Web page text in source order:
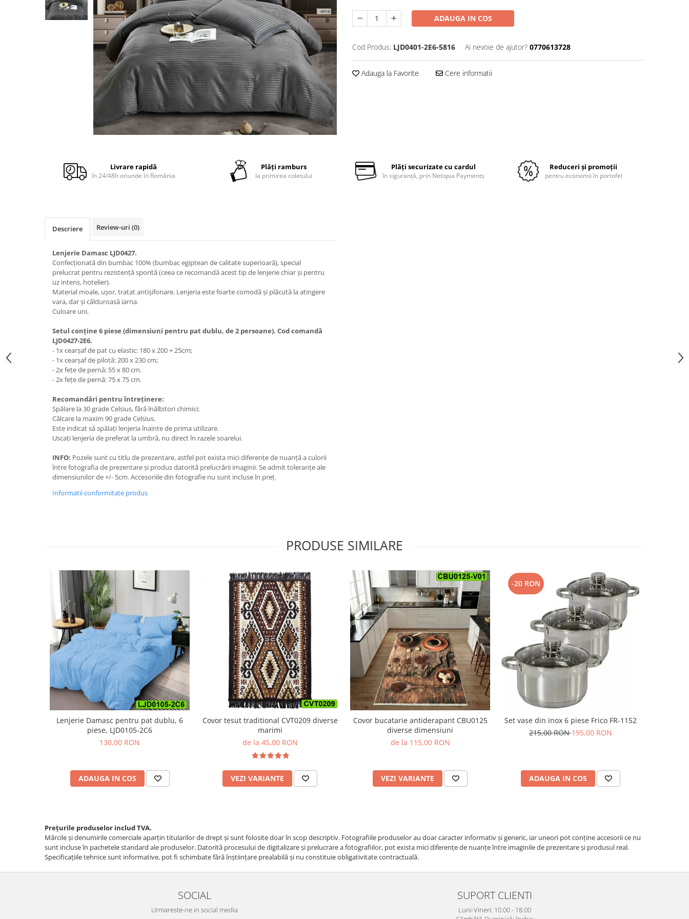
Cuverturi bumbac
Huse de protectie pat finet
ADAUGA IN COS
Cod Produs: LJD0401-2E6-5816 Ai nevoie de ajutor? 0770613728
Adauga la Favorite Cere informatii
Livrare rapidă
în 24/48h oriunde în România
Plăți ramburs
la primirea coletului
Plăți securizate cu cardul
în siguranță, prin Netopia Payments
Reduceri și promoții
pentru economii în portofel
Descriere Review-uri (0)
Lenjerie Damasc LJD0427.
Confecționată din bumbac 100% (bumbac egiptean de calitate superioară), special
prelucrat pentru rezistență sporită (ceea ce recomandă acest tip de lenjerie chiar și pentru
uz intens, hotelier).
Material moale, ușor, tratat antișifonare. Lenjeria este foarte comodă și plăcută la atingere
vara, dar și călduroasă iarna.
Culoare uni.
Setul conține 6 piese (dimensiuni pentru pat dublu, de 2 persoane). Cod comandă
LJD0427-2E6.
- 1x cearșaf de pat cu elastic: 180 x 200 + 25cm;
- 1x cearșaf de pilotă: 200 x 230 cm;
- 2x fețe de pernă: 55 x 80 cm.
- 2x fețe de pernă: 75 x 75 cm.
Recomandări pentru întreținere:
Spălare la 30 grade Celsius, fără înălbitori chimici;
Călcare la maxim 90 grade Celsius.
Este indicat să spălați lenjeria înainte de prima utilizare.
Uscați lenjeria de preferat la umbră, nu direct în razele soarelui.
INFO: Pozele sunt cu titlu de prezentare, astfel pot exista mici diferențe de nuanță a culorii
între fotografia de prezentare și produs datorită prelucrării imaginii. Se admit toleranțe ale
dimensiunilor de +/- 5cm. Accesoriile din fotografie nu sunt incluse în preț.
Informatii conformitate produs
PRODUSE SIMILARE
Lenjerie Damasc pentru pat dublu, 6
piese, LJD0105-2C6
130,00 RON
ADAUGA IN COS
Covor tesut traditional CVT0209 diverse
marimi
de la 45,00 RON
VEZI VARIANTE
Covor bucatarie antiderapant CBU0125
diverse dimensiuni
de la 115,00 RON
VEZI VARIANTE
-20 RON
Set vase din inox 6 piese Frico FR-1152
215,00 RON195,00 RON
ADAUGA IN COS
Prețurile produselor includ TVA.
Mărcile și denumirile comerciale aparțin titularilor de drept şi sunt folosite doar în scop descriptiv. Fotografiile produselor au doar caracter informativ şi generic, iar uneori pot conţine accesorii ce nu
sunt incluse în pachetele standard ale produselor. Datorită procesului de digitalizare și prelucrare a fotografiilor, pot exista mici diferențe de nuanțe între imaginile de prezentare și produsul real.
Specificaţiile tehnice sunt informative, pot fi schimbate fără înştiinţare prealabilă şi nu constituie obligativitate contractuală.
SOCIAL
Urmareste-ne in social media
SUPORT CLIENTI
Luni-Vineri: 10.00 - 18.00